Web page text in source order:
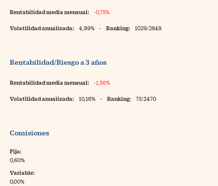
Rentabilidad media mensual: -0,75%
Volatilidad anualizada: 4,99% - Ranking: 1029/2849
Rentabilidad/Riesgo a 3 años
Rentabilidad media mensual: -1,56%
Volatilidad anualizada: 10,16% - Ranking: 73/2470
Comisiones
Fija:
0,60%
Variable:
0,00%